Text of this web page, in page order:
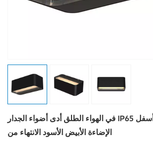
في الهواء الطلق أدى أضواء الجدار IP65 الحائط أعلى وأسفل
الإضاءة الأبيض الأسود الانتهاء من